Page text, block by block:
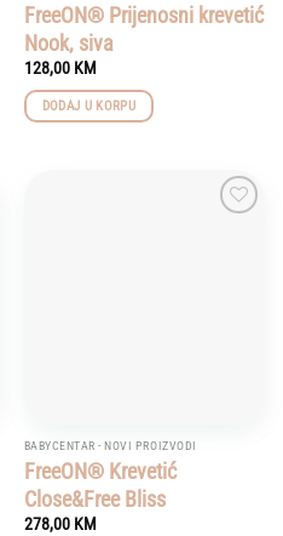
FreeON® Prijenosni krevetić
Nook, siva
128,00 KM
DODAJ U KORPU
BABYCENTAR - NOVI PROIZVODI
FreeON® Krevetić
Close&Free Bliss
278,00 KM